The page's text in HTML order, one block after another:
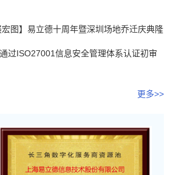
宏图】易立德十周年暨深圳场地乔迁庆典隆
过ISO27001信息安全管理体系认证初审
更多>>